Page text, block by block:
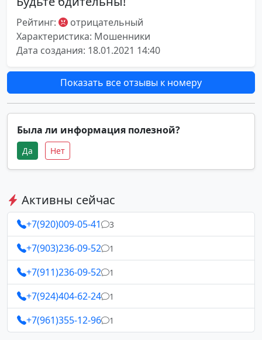
Рейтинг:
отрицательный
Характеристика: Мошенники
Дата создания: 18.01.2021 14:40
Показать все отзывы к номеру
Была ли информация полезной?
Да Нет
Активны сейчас
+7(920)009-05-41 3
+7(903)236-09-52 1
+7(911)236-09-52 1
+7(924)404-62-24 1
+7(961)355-12-96 1